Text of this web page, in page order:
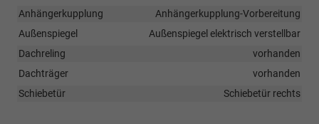
Anhängerkupplung
Anhängerkupplung-Vorbereitung
Außenspiegel
Außenspiegel elektrisch verstellbar
Dachreling
vorhanden
Dachträger
vorhanden
Schiebetür
Schiebetür rechts